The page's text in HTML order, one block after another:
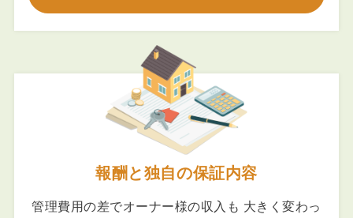
報酬と独自の保証内容
管理費用の差でオーナー様の収入も 大きく変わっ